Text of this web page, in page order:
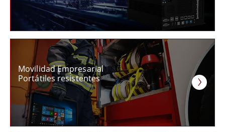
Movilidad Empresarial
Portátiles resistentes